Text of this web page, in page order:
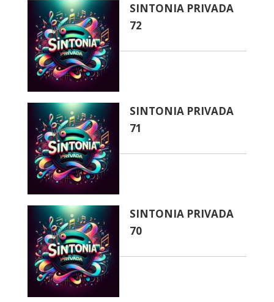
SINTONIA PRIVADA
72
SINTONIA PRIVADA
71
SINTONIA PRIVADA
70